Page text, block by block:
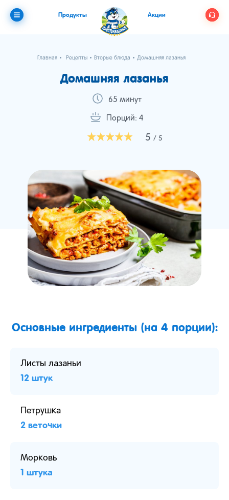
Продукты Акции
Главная Рецепты Вторые блюда Домашняя лазанья
Домашняя лазанья
65 минут
Порций: 4
5 / 5
Основные ингредиенты (на 4 порции):
Листы лазаньи
12 штук
Петрушка
2 веточки
Морковь
1 штука